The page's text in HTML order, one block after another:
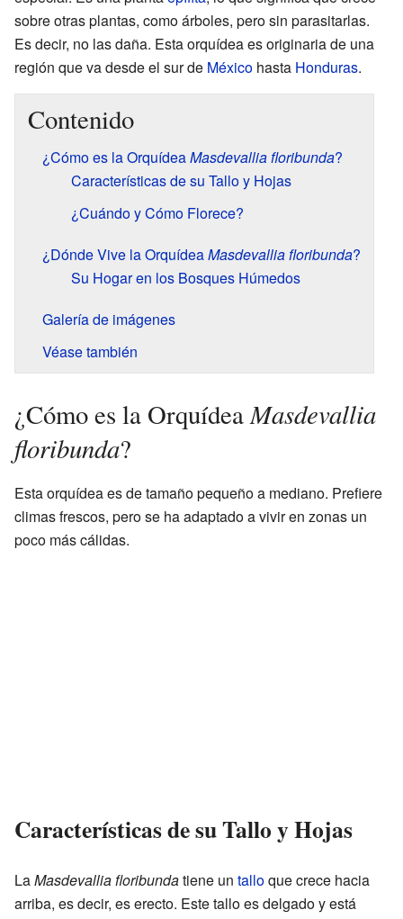
sobre otras plantas, como árboles, pero sin parasitarlas.
Es decir, no las daña. Esta orquídea es originaria de una
región que va desde el sur de México hasta Honduras.
Contenido
¿Cómo es la OrquídeaMasdevallia floribunda?
Características de su Tallo y Hojas
¿Cuándo y Cómo Florece?
¿Dónde Vive la OrquídeaMasdevallia floribunda?
Su Hogar en los Bosques Húmedos
Galería de imágenes
Véase también
¿Cómo es la OrquídeaMasdevallia
floribunda?
Esta orquídea es de tamaño pequeño a mediano. Prefiere
climas frescos, pero se ha adaptado a vivir en zonas un
poco más cálidas.
Características de su Tallo y Hojas
LaMasdevallia floribundatiene un talloque crece hacia
arriba, es decir, es erecto. Este tallo es delgado y está